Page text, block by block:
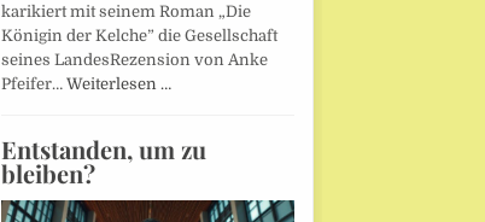
karikiert mit seinem Roman „Die
Königin der Kelche” die Gesellschaft
seines LandesRezension von Anke
Pfeifer… Weiterlesen …
Entstanden, um zu
bleiben?